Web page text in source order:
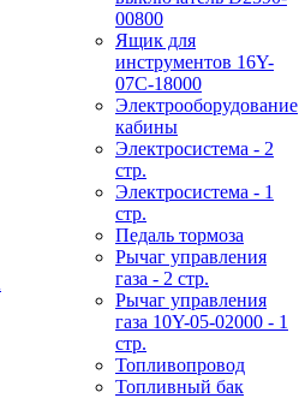
00800
Ящик для
инструментов 16Y-
07С-18000
Электрооборудование
кабины
Электросистема - 2
стр.
Электросистема - 1
стр.
Педаль тормоза
Рычаг управления
газа - 2 стр.
Рычаг управления
газа 10Y-05-02000 - 1
стр.
Топливопровод
Топливный бак